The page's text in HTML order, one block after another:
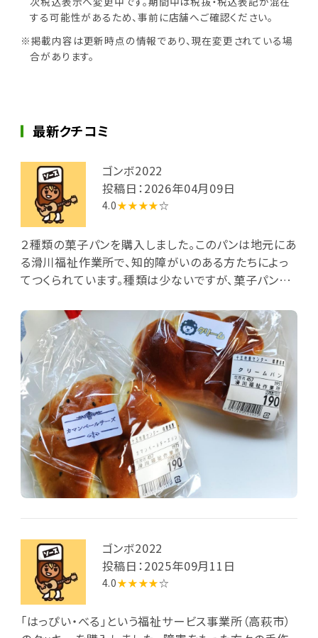
する可能性があるため、事前に店舗へご確認ください。
※掲載内容は更新時点の情報であり、現在変更されている場
合があります。
最新クチコミ
ゴンボ2022
投稿日：2026年04月09日
4.0★★★★☆
２種類の菓子パンを購入しました。このパンは地元にあ
る滑川福祉作業所で、知的障がいのある方たちによっ
てつくられています。種類は少ないですが、菓子パンは
類ありました。やや小ぶりですが、おいしくいただきまし
た。
ゴンボ2022
投稿日：2025年09月11日
4.0★★★★☆
「はっぴい・べる」という福祉サービス事業所（高萩市）